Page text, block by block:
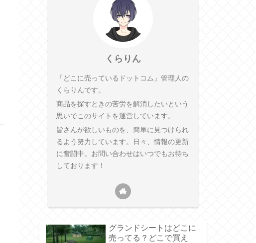
くらりん
「どこに売っているドットコム」管理人の
くらりんです。
商品を探すときの苦労を解消したいという
思いでこのサイトを運営しています。
皆さんが欲しいものを、簡単に見つけられ
るよう努力しています。日々、情報の更新
に奮闘中。お問い合わせはいつでもお待ち
しております！
グランドシートはどこに
売ってる？どこで買え